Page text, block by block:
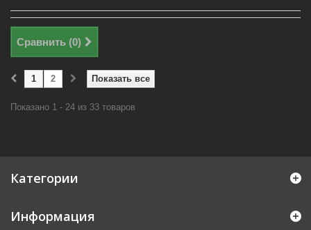
Сравнить (0)
Показать все
1 2
Показано 1 - 24 из 33 товаров
Категории
Информация